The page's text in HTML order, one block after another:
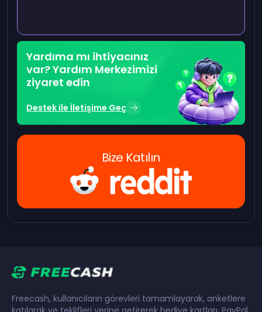
Yardıma mı ihtiyacınız
var? Yardım Merkezimizi
ziyaret edin
Destek ile İletişime Geç
Bize Katılın
Freecash, kullanıcıların görevleri tamamlayarak, anketlere